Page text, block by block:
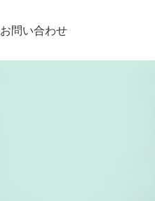
お問い合わせ